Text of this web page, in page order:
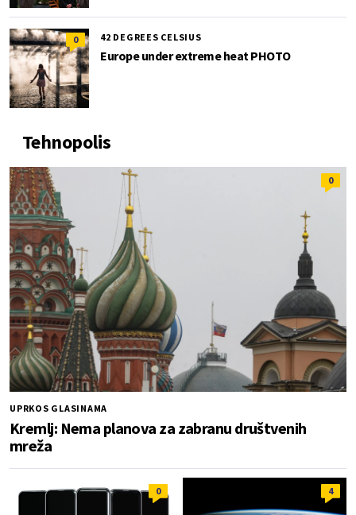
0 42 DEGREES CELSIUS
Europe under extreme heat PHOTO
Tehnopolis
0
UPRKOS GLASINAMA
Kremlj: Nema planova za zabranu društvenih
mreža
0 4